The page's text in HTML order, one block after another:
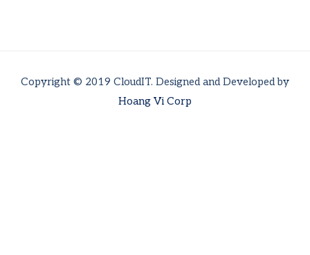
Copyright © 2019 CloudIT. Designed and Developed by
Hoang Vi Corp